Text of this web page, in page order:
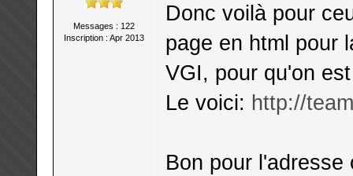
Messages : 122
Inscription : Apr 2013
Donc voilà pour
page en html pour
VGI, pour qu'on
Le voici: http://
Bon pour